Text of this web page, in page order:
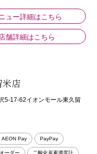
ュー詳細はこちら
店舗詳細はこちら
店
5-17-62イオンモール東久留
AEON Pay PayPay
ーダー 二酸化炭素濃度計